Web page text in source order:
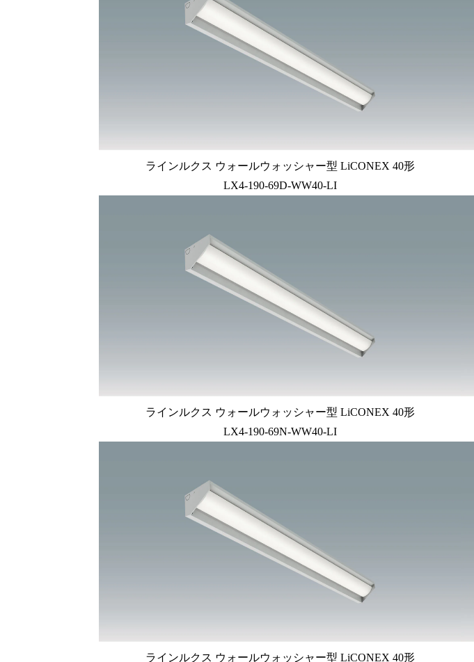
ラインルクス ウォールウォッシャー型 LiCONEX 40形
LX4-190-69D-WW40-LI
ラインルクス ウォールウォッシャー型 LiCONEX 40形
LX4-190-69N-WW40-LI
ラインルクス ウォールウォッシャー型 LiCONEX 40形